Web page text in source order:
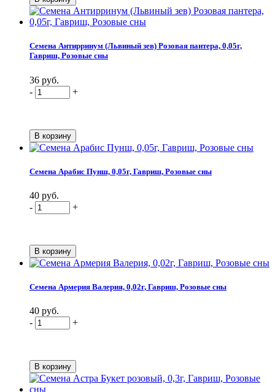
Семена Антирринум (Львиный зев) Розовая пантера, 0,05г,
Гавриш, Розовые сны
36 руб.
-
+
Семена Арабис Пунш, 0,05г, Гавриш, Розовые сны
40 руб.
-
+
Семена Армерия Валерия, 0,02г, Гавриш, Розовые сны
40 руб.
-
+